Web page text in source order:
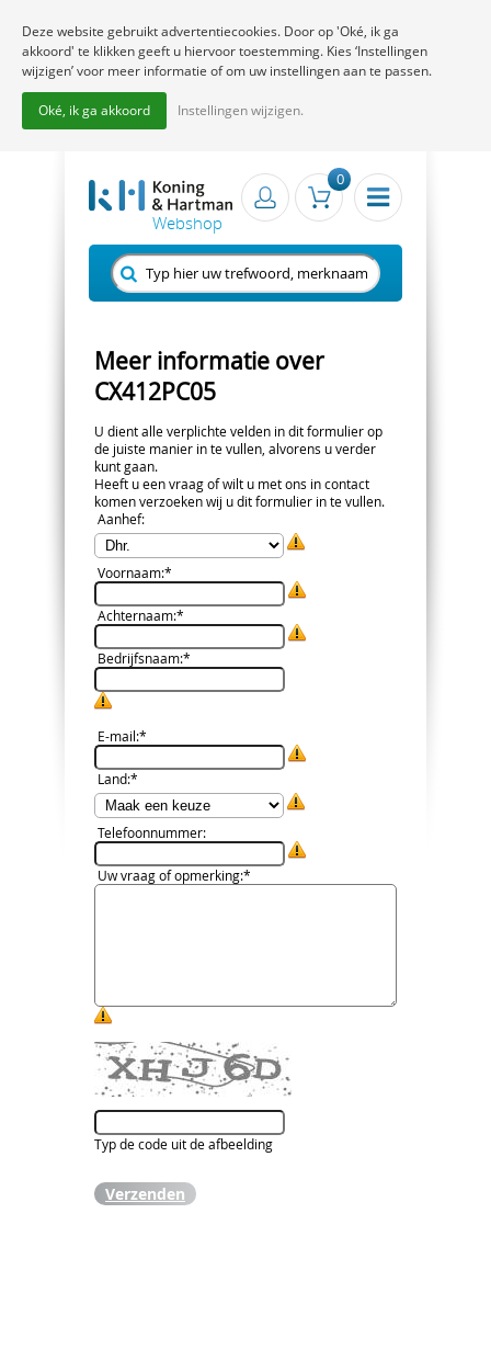
0
Meer informatie over
CX412PC05
U dient alle verplichte velden in dit formulier op
de juiste manier in te vullen, alvorens u verder
kunt gaan.
Heeft u een vraag of wilt u met ons in contact
komen verzoeken wij u dit formulier in te vullen.
Aanhef:
Voornaam:*
Achternaam:*
Bedrijfsnaam:*
E-mail:*
Land:*
Telefoonnummer:
Uw vraag of opmerking:*
Typ de code uit de afbeelding
Verzenden
Deze website gebruikt advertentiecookies. Door op 'Oké, ik ga
akkoord' te klikken geeft u hiervoor toestemming. Kies ‘Instellingen
wijzigen’ voor meer informatie of om uw instellingen aan te passen.
Oké, ik ga akkoord Instellingen wijzigen.